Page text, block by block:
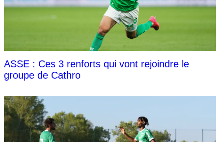
ASSE : Ces 3 renforts qui vont rejoindre le
groupe de Cathro